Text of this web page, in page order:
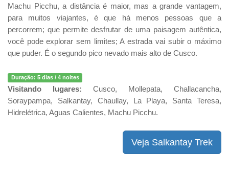
Machu Picchu, a distância é maior, mas a grande vantagem,
para muitos viajantes, é que há menos pessoas que a
percorrem; que permite desfrutar de uma paisagem autêntica,
você pode explorar sem limites; A estrada vai subir o máximo
que puder. É o segundo pico nevado mais alto de Cusco.
Duração: 5 dias / 4 noites
Visitando lugares: Cusco, Mollepata, Challacancha,
Soraypampa, Salkantay, Chaullay, La Playa, Santa Teresa,
Hidrelétrica, Aguas Calientes, Machu Picchu.
Veja Salkantay Trek